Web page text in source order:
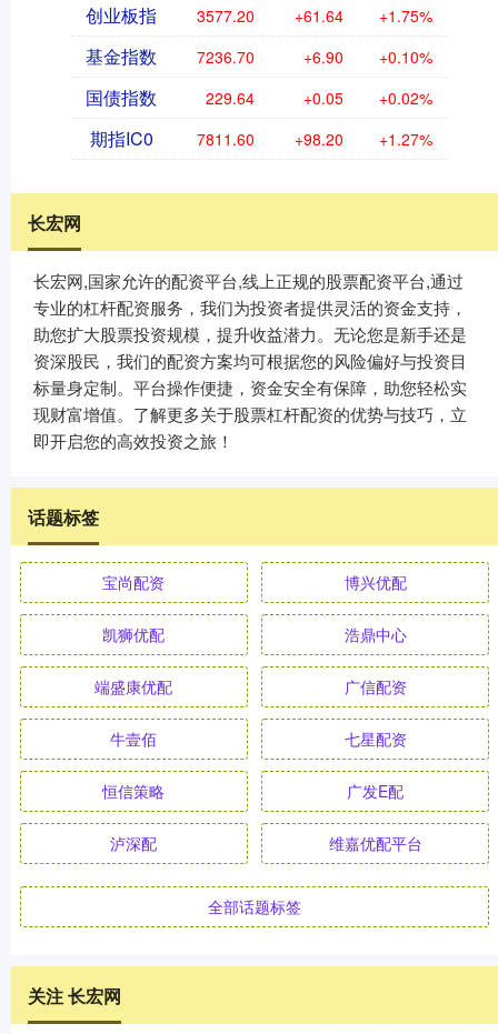
创业板指 3577.20 +61.64 +1.75%
基金指数 7236.70 +6.90 +0.10%
国债指数 229.64 +0.05 +0.02%
期指IC0 7811.60 +98.20 +1.27%
长宏网
长宏网,国家允许的配资平台,线上正规的股票配资平台,通过
专业的杠杆配资服务，我们为投资者提供灵活的资金支持，
助您扩大股票投资规模，提升收益潜力。无论您是新手还是
资深股民，我们的配资方案均可根据您的风险偏好与投资目
标量身定制。平台操作便捷，资金安全有保障，助您轻松实
现财富增值。了解更多关于股票杠杆配资的优势与技巧，立
即开启您的高效投资之旅！
话题标签
宝尚配资 博兴优配
凯狮优配 浩鼎中心
端盛康优配 广信配资
牛壹佰 七星配资
恒信策略 广发E配
泸深配 维嘉优配平台
全部话题标签
关注 长宏网